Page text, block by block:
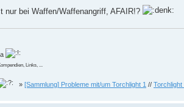
nur bei Waffen/Waffenangriff, AFAIR!?
Links, ...
» [Sammlung] Probleme mit/um Torchlight 1 // Torchlight